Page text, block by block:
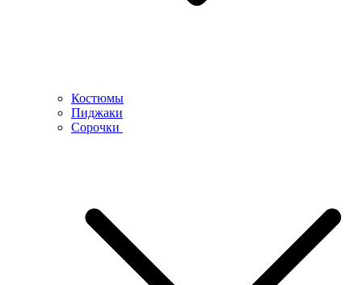
Костюмы
Пиджаки
Сорочки